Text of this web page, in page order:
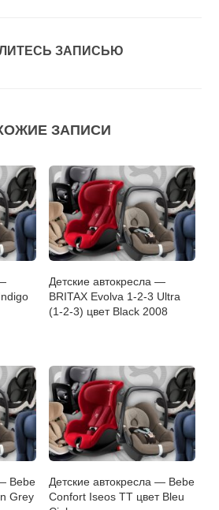
ЗАПИСЬЮ
ЗАПИСИ
Детские автокресла —
BRITAX Evolva 1-2-3 Ultra
(1-2-3) цвет Black 2008
Bebe
Grey
Детские автокресла — Bebe
Confort Iseos TT цвет Bleu